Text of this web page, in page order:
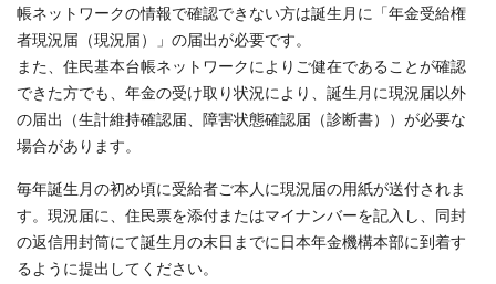
帳ネットワークの情報で確認できない方は誕生月に「年金受給権
者現況届（現況届）」の届出が必要です。
また、住民基本台帳ネットワークによりご健在であることが確認
できた方でも、年金の受け取り状況により、誕生月に現況届以外
の届出（生計維持確認届、障害状態確認届（診断書））が必要な
場合があります。
毎年誕生月の初め頃に受給者ご本人に現況届の用紙が送付されま
す。現況届に、住民票を添付またはマイナンバーを記入し、同封
の返信用封筒にて誕生月の末日までに日本年金機構本部に到着す
るように提出してください。